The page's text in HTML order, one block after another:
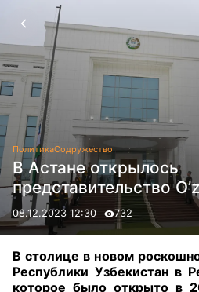
ПолитикаСодружество
В Астане открылось
представительство
08.12.2023 12:30 732
В столице в новом
Республики Узбекистан в
которое было открыто в